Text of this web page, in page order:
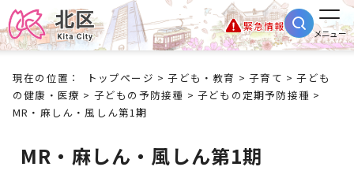
緊急情報
メニュー
現在の位置： トップページ >子ども・教育 >子育て >子ども
の健康・医療 > 子どもの予防接種 >子どもの定期予防接種 >
MR・麻しん・風しん第1期
MR・麻しん・風しん第1期